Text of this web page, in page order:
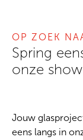
OP ZOEK
Spring
onze
Jouw
eens langs in